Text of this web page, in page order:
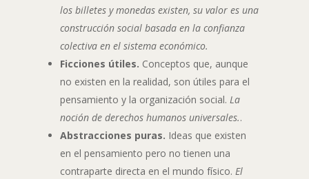
los billetes y monedas existen, su valor es una
construcción social basada en la confianza
colectiva en el sistema económico.
Ficciones útiles. Conceptos que, aunque
no existen en la realidad, son útiles para el
pensamiento y la organización social. La
noción de derechos humanos universales..
Abstracciones puras. Ideas que existen
en el pensamiento pero no tienen una
contraparte directa en el mundo físico. El